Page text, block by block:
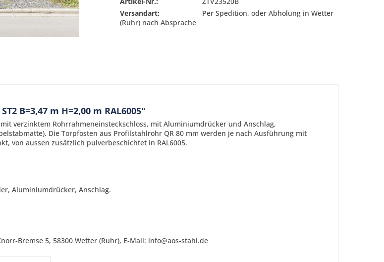
Senden
Versandart:
Per Spedition, oder Abholung in Wetter
(Ruhr) nach Absprache
B=3,47 m H=2,00 m RAL6005"
verzinktem Rohrrahmeneinsteckschloss, mit Aluminiumdrücker und Anschlag,
Die Torpfosten aus Profilstahlrohr QR 80 mm werden je nach Ausführung mit
, von aussen zusätzlich pulverbeschichtet in RAL6005.
Aluminiumdrücker, Anschlag.
Bremse 5, 58300 Wetter (Ruhr), E-Mail: info@aos-stahl.de